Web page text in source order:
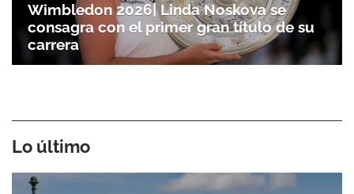
Wimbledon 2026| Linda Noskova se
consagra con el primer gran título de su
carrera
Lo último